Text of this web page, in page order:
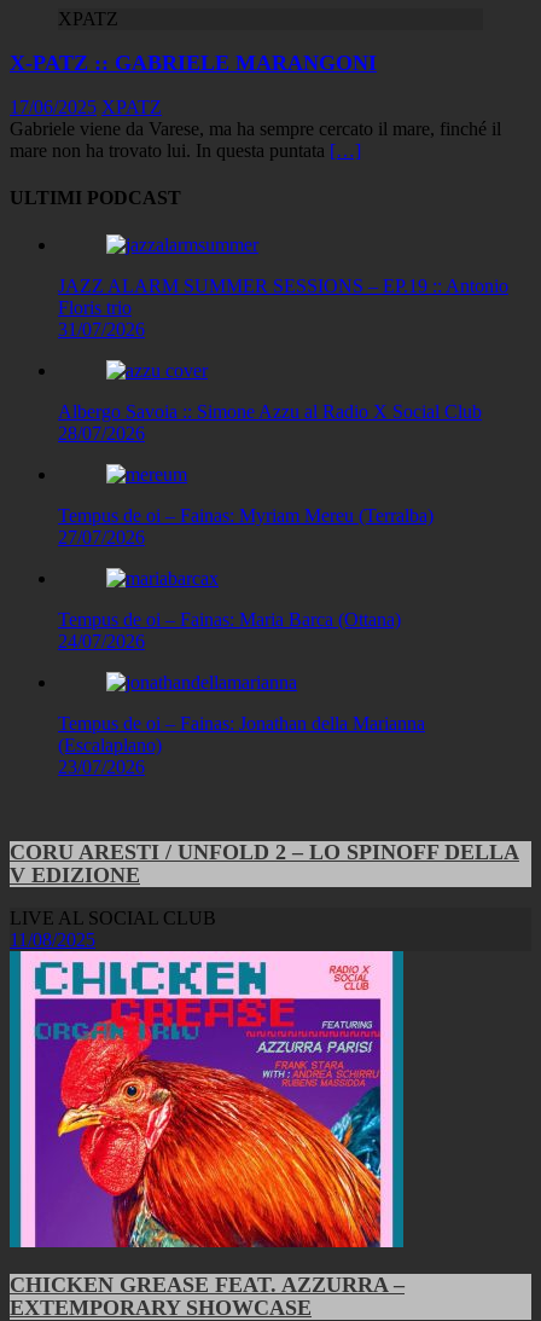
XPATZ
X-PATZ :: GABRIELE MARANGONI
17/06/2025 XPATZ
Gabriele viene da Varese, ma ha sempre cercato il mare, finché il
mare non ha trovato lui. In questa puntata […]
ULTIMI PODCAST
JAZZ ALARM SUMMER SESSIONS – EP.19 :: Antonio
Floris trio
31/07/2026
Albergo Savoia :: Simone Azzu al Radio X Social Club
28/07/2026
Tempus de oi – Fainas: Myriam Mereu (Terralba)
27/07/2026
Tempus de oi – Fainas: Maria Barca (Ottana)
24/07/2026
Tempus de oi – Fainas: Jonathan della Marianna
(Escalaplano)
23/07/2026
CORU ARESTI / UNFOLD 2 – LO SPINOFF DELLA
V EDIZIONE
LIVE AL SOCIAL CLUB
11/08/2025
CHICKEN GREASE FEAT. AZZURRA –
EXTEMPORARY SHOWCASE